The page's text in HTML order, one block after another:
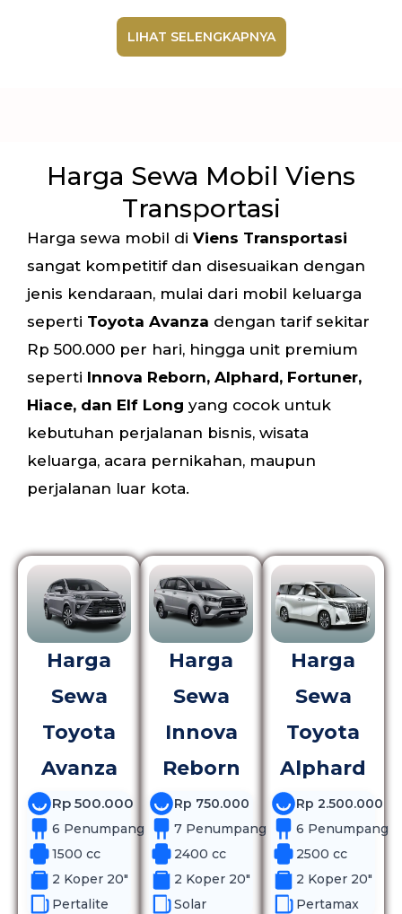
LIHAT SELENGKAPNYA
Harga Sewa Mobil Viens
Transportasi
Harga sewa mobil di Viens Transportasi
sangat kompetitif dan disesuaikan dengan
jenis kendaraan, mulai dari mobil keluarga
seperti Toyota Avanza dengan tarif sekitar
Rp 500.000 per hari, hingga unit premium
seperti Innova Reborn, Alphard, Fortuner,
Hiace, dan Elf Long yang cocok untuk
kebutuhan perjalanan bisnis, wisata
keluarga, acara pernikahan, maupun
perjalanan luar kota.
Harga
Sewa
Toyota
Avanza
Rp 500.000
6 Penumpang
1500 cc
2 Koper 20"
Pertalite
Harga
Sewa
Innova
Reborn
Rp 750.000
7 Penumpang
2400 cc
2 Koper 20"
Solar
Harga
Sewa
Toyota
Alphard
Rp 2.500.000
6 Penumpang
2500 cc
2 Koper 20"
Pertamax